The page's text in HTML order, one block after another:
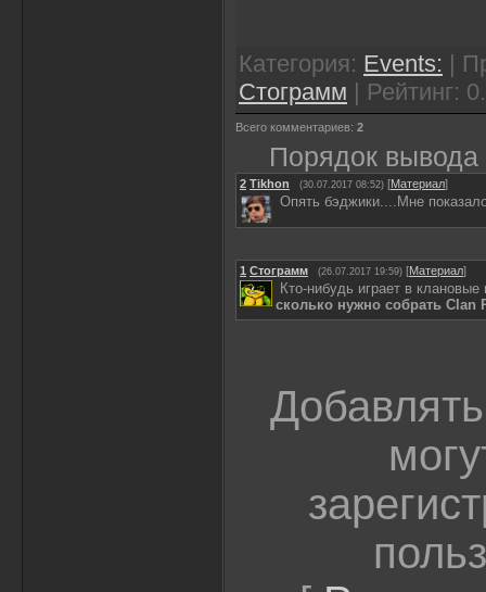
Категория: Events: |
Стограмм | Рейтинг:
Всего комментариев: 2
Порядок
2 Tikhon (30.07.2017 08:52) [Материал]
Опять бэджики....Мне
1 Стограмм (26.07.2017 19:59) [Материал]
Кто-нибудь играет в
сколько нужно собрать Clan